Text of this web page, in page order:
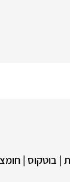
פרטית | בוטקוס |